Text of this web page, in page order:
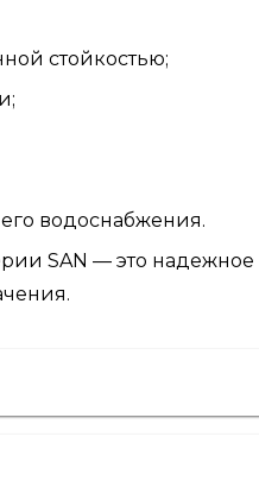
стойкостью;
водоснабжения.
SAN — это